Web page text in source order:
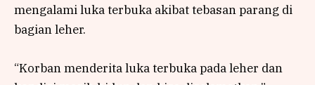
mengalami luka terbuka akibat tebasan parang di
bagian leher.
“Korban menderita luka terbuka pada leher dan